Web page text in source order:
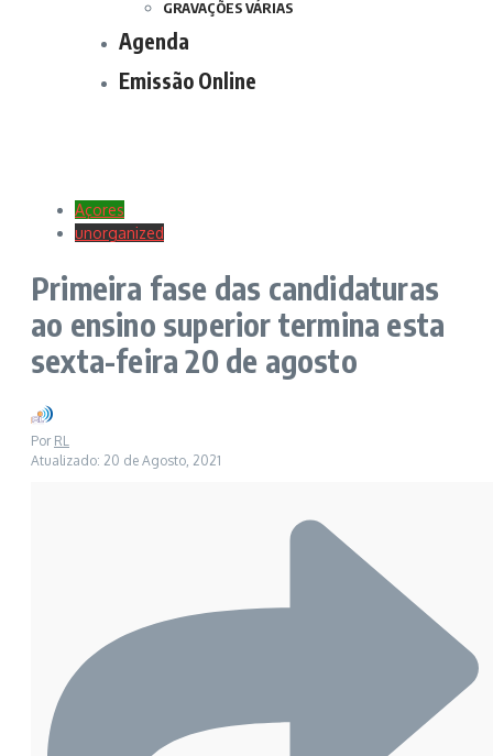
GRAVAÇÕES VÁRIAS
Agenda
Emissão Online
Açores
unorganized
Primeira fase das candidaturas
ao ensino superior termina esta
sexta-feira 20 de agosto
Por RL
Atualizado: 20 de Agosto, 2021